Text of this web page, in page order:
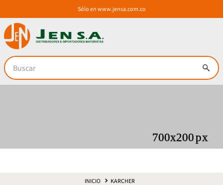
Sólo en www.jensa.com.co
Buscar
KARCHER